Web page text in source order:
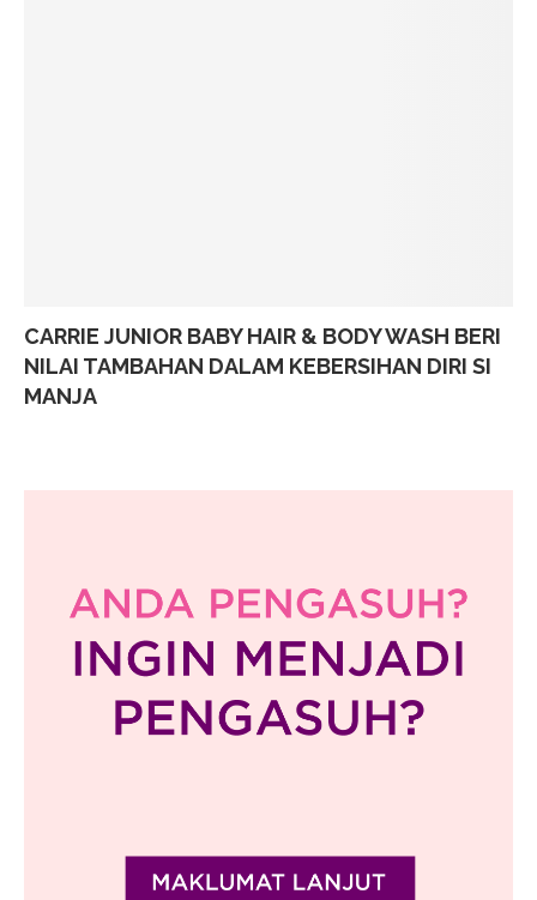
CARRIE JUNIOR BABY HAIR & BODY WASH BERI
NILAI TAMBAHAN DALAM KEBERSIHAN DIRI SI
MANJA